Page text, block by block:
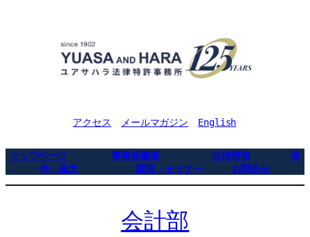
アクセス メールマガジン English
トップページ 事務所概要 法律情報
著
作・論文
講演・セミナー お問合せ
会計部